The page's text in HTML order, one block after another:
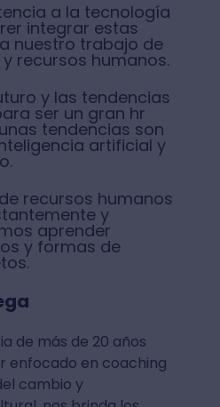
a la tecnología
integrar estas
nuestro trabajo de
recursos humanos.
y las tendencias
ser un gran hr
tendencias son
artificial y
recursos humanos
y
aprender
y formas de
de más de 20 años
enfocado en coaching
cambio y